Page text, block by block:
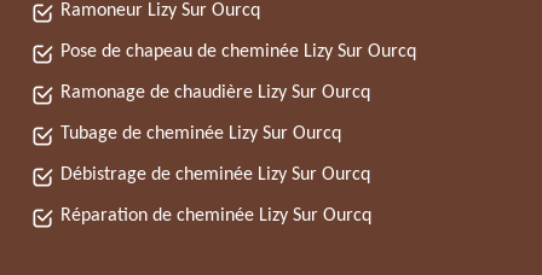
Ramoneur Lizy Sur Ourcq
Pose de chapeau de cheminée Lizy Sur Ourcq
Ramonage de chaudière Lizy Sur Ourcq
Tubage de cheminée Lizy Sur Ourcq
Débistrage de cheminée Lizy Sur Ourcq
Réparation de cheminée Lizy Sur Ourcq